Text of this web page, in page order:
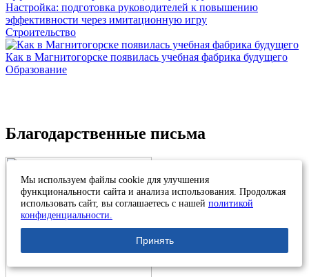
Настройка: подготовка руководителей к повышению
эффективности через имитационную игру
Строительство
Как в Магнитогорске появилась учебная фабрика будущего
Образование
Благодарственные письма
Мы используем файлы cookie для улучшения
функциональности сайта и анализа использования. Продолжая
использовать сайт, вы соглашаетесь с нашей политикой
конфиденциальности.
Принять